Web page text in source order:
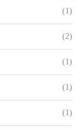
(1)
(2)
(1)
(1)
(1)